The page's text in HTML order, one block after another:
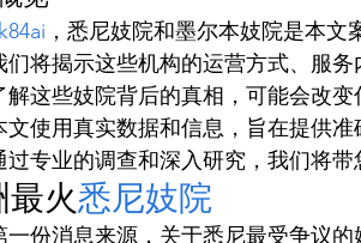
，悉尼妓院和墨尔本妓院是本文
们将揭示这些机构的运营方式、服
解这些妓院背后的真相，可能会改
文使用真实数据和信息，旨在提供
过专业的调查和深入研究，我们将
火悉尼妓院
一份消息来源，关于悉尼最受争议